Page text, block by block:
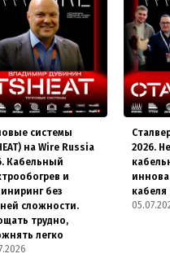
системы
на Wire Russia
Кабельный
и
без
сложности.
трудно,
легко
2026.
кабеля